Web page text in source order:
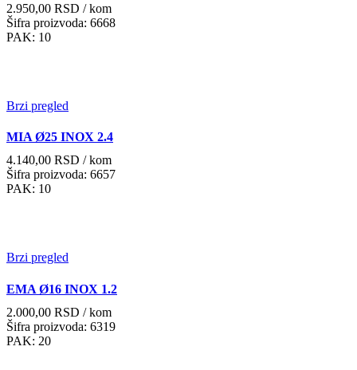
2.950,00 RSD / kom
Šifra proizvoda: 6668
PAK: 10
Brzi pregled
MIA Ø25 INOX 2.4
4.140,00 RSD / kom
Šifra proizvoda: 6657
PAK: 10
Brzi pregled
EMA Ø16 INOX 1.2
2.000,00 RSD / kom
Šifra proizvoda: 6319
PAK: 20